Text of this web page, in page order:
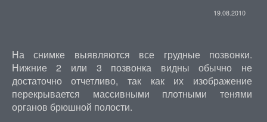
19.08.2010
На снимке выявляются все грудные позвонки.
Нижние 2 или 3 позвонка видны обычно не
достаточно отчетливо, так как их изображение
перекрывается массивными плотными тенями
органов брюшной полости.